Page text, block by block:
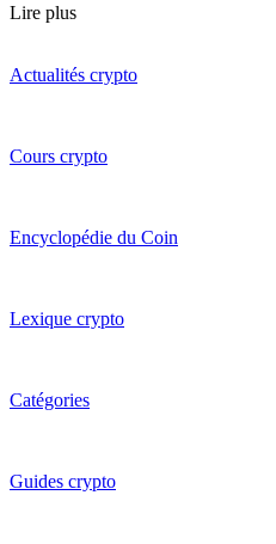
Lire plus
Actualités crypto
Cours crypto
Encyclopédie du Coin
Lexique crypto
Catégories
Guides crypto